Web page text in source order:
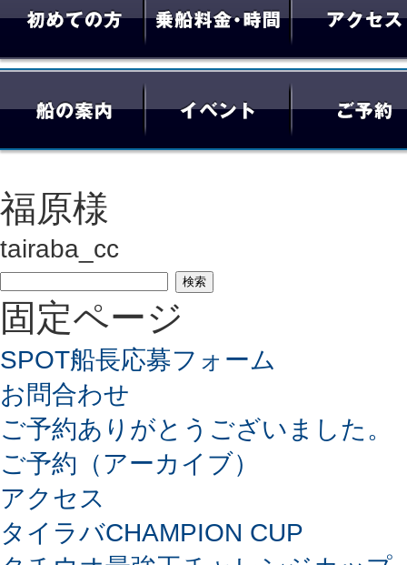
福原様
tairaba_cc
検
索:
固定ページ
SPOT船長応募フォーム
お問合わせ
ご予約ありがとうございました。
ご予約（アーカイブ）
アクセス
タイラバCHAMPION CUP